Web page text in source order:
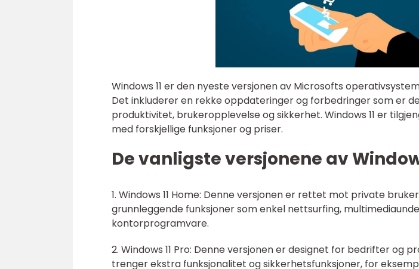
Windows 11 er den nyeste versjonen av Microsofts
Det inkluderer en rekke oppdateringer og forbedringer som er
produktivitet, brukeropplevelse og sikkerhet. Windows 11 er
med forskjellige funksjoner og priser.
De vanligste versjonene av
1. Windows 11 Home: Denne versjonen er rettet mot private
grunnleggende funksjoner som enkel nettsurfing,
kontorprogramvare.
2. Windows 11 Pro: Denne versjonen er designet for bedrifter og
trenger ekstra funksjonalitet og sikkerhetsfunksjoner, for